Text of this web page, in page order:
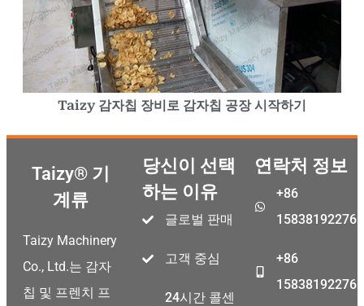
Taizy 감자칩 장비로 감자칩 공장 시작하기
Taizy® 기
계류
Taizy Machinery
Co., Ltd.는 감자
칩 및 프렌치 프
당신이 선택
하는 이유
글로벌 판매
고객 중심
24시간 콜센
연락처 정보
+86
15838192276
+86
15838192276